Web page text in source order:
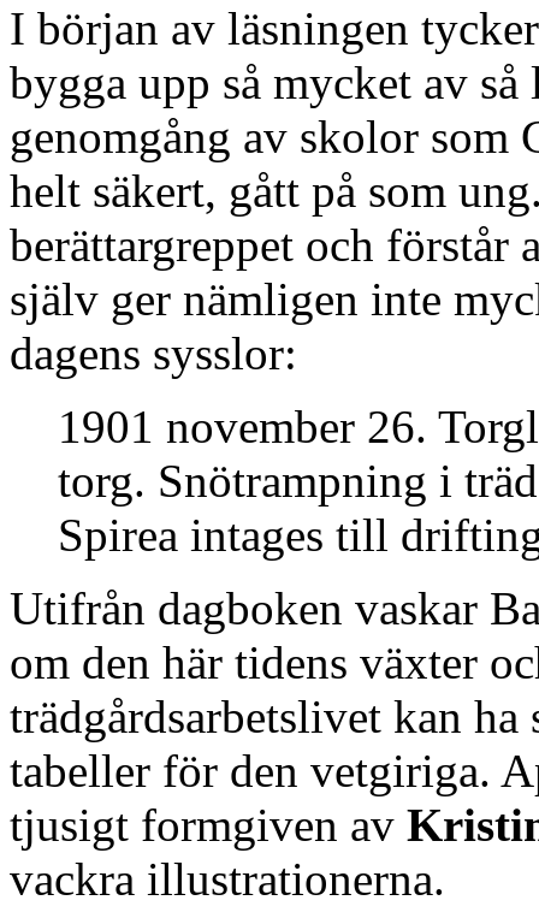
I början av läsningen
bygga upp så mycket av
genomgång av skolor
helt säkert, gått på som
berättargreppet och
själv ger nämligen inte
dagens sysslor:
1901 november 26.
torg. Snötrampning i
Spirea intages till
Utifrån dagboken vaskar
om den här tidens växter
trädgårdsarbetslivet kan
tabeller för den vetgiriga.
tjusigt formgiven av
vackra illustrationerna.